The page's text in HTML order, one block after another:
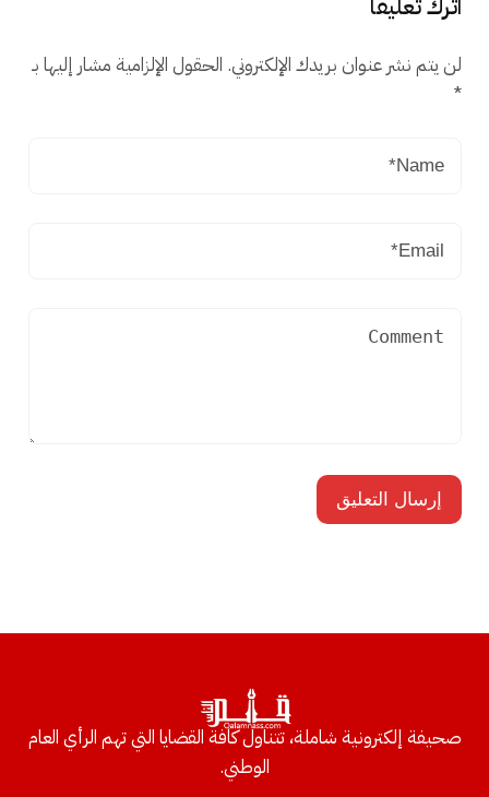
لن يتم نشر عنوان بريدك الإلكتروني. الحقول الإلزامية مشار إليها بـ
*
صحيفة إلكترونية شاملة، تتناول كافة القضايا التي تهم الرأي العام
الوطني.